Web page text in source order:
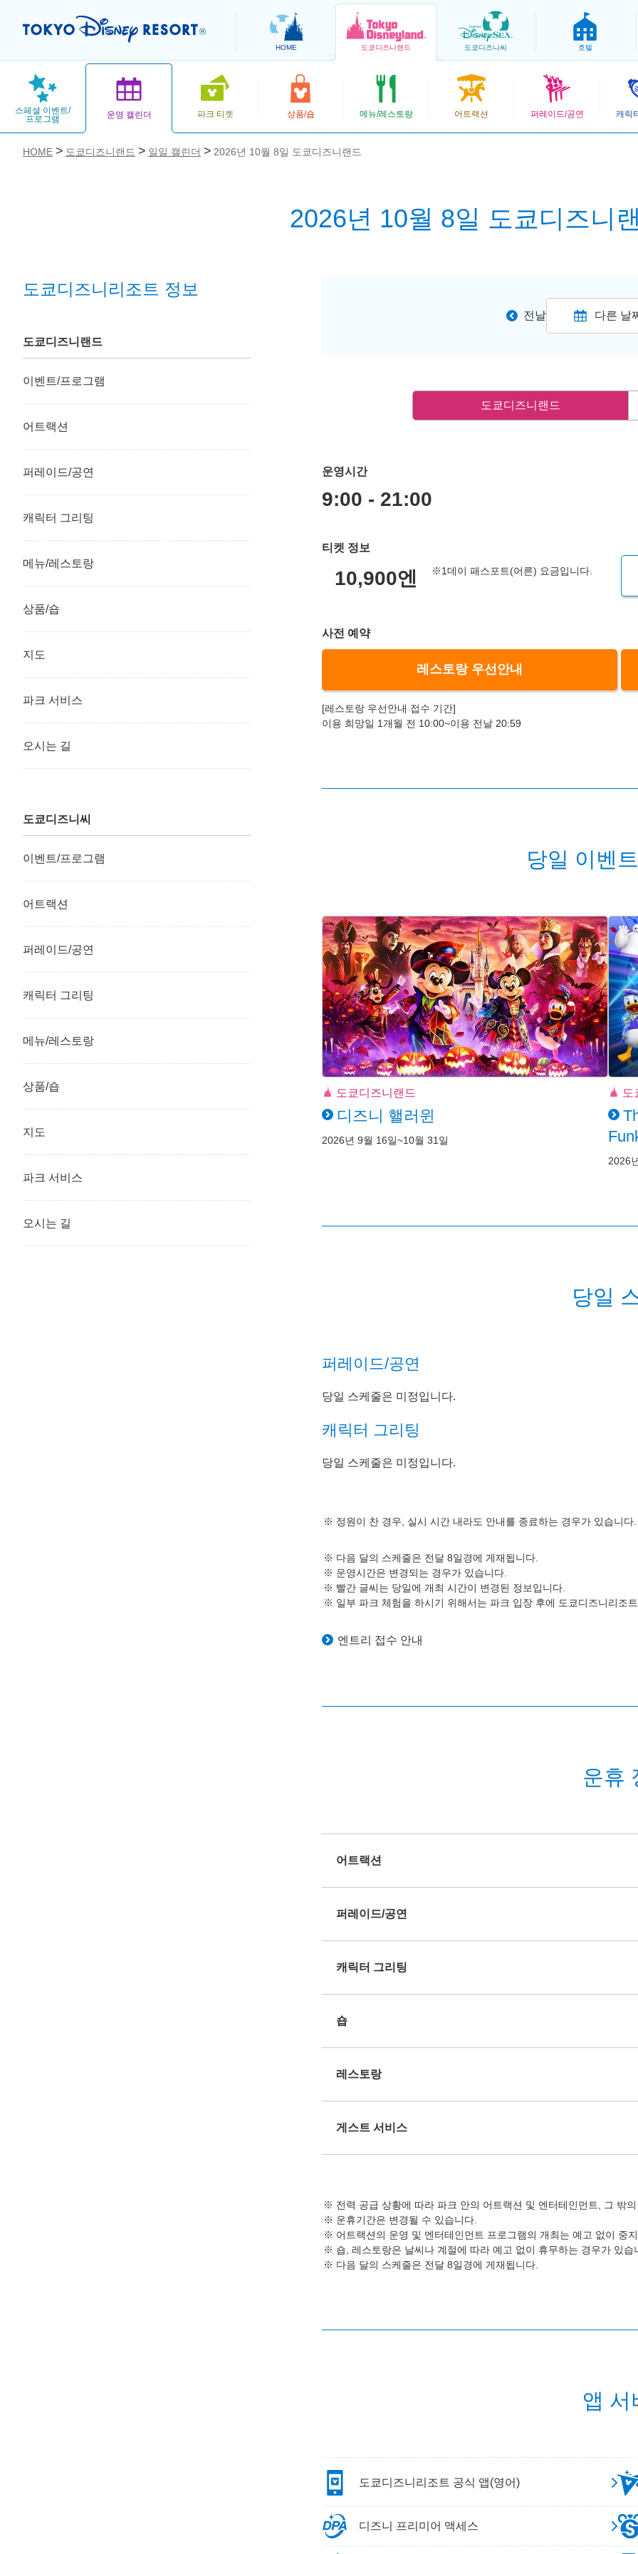
HOME 도쿄디즈니랜드 도쿄디즈니씨 호텔
스페셜 이벤트/
프로그램
운영 캘린더 파크 티켓 상품/숍 메뉴/레스토랑 어트랙션 퍼레이드/공연 캐릭
HOME 도쿄디즈니랜드 일일 캘린더 2026년 10월 8일 도쿄디즈니랜드
2026년 10월 8일 도쿄디즈니
전날 다른 날
도쿄디즈니랜드
운영시간
9:00 - 21:00
티켓 정보
10,900엔 ※1데이 패스포트(어른) 요금입니다.
사전 예약
레스토랑 우선안내
[레스토랑 우선안내 접수 기간]
이용 희망일 1개월 전 10:00~이용 전날 20:59
당일 이벤
도쿄디즈니랜드
디즈니 핼러윈
2026년 9월 16일~10월 31일
도
2026
당일
퍼레이드/공연
당일 스케줄은 미정입니다.
캐릭터 그리팅
당일 스케줄은 미정입니다.
정원이 찬 경우, 실시 시간 내라도 안내를 종료하는 경우가 있습니다.
다음 달의 스케줄은 전달 8일경에 게재됩니다.
운영시간은 변경되는 경우가 있습니다.
빨간 글씨는 당일에 개최 시간이 변경된 정보입니다.
일부 파크 체험을 하시기 위해서는 파크 입장 후에 도쿄디즈니리조
엔트리 접수 안내
운휴
어트랙션
퍼레이드/공연
캐릭터 그리팅
숍
레스토랑
게스트 서비스
전력 공급 상황에 따라 파크 안의 어트랙션 및 엔터테인먼트, 그 밖
운휴기간은 변경될 수 있습니다.
어트랙션의 운영 및 엔터테인먼트 프로그램의 개최는 예고 없이 중
숍, 레스토랑은 날씨나 계절에 따라 예고 없이 휴무하는 경우가 있습
다음 달의 스케줄은 전달 8일경에 게재됩니다.
앱 서
도쿄디즈니리조트 공식 앱(영어)
디즈니 프리미어 액세스
도쿄디즈니리조트 정보
도쿄디즈니랜드
이벤트/프로그램
어트랙션
퍼레이드/공연
캐릭터 그리팅
메뉴/레스토랑
상품/숍
지도
파크 서비스
오시는 길
도쿄디즈니씨
이벤트/프로그램
어트랙션
퍼레이드/공연
캐릭터 그리팅
메뉴/레스토랑
상품/숍
지도
파크 서비스
오시는 길